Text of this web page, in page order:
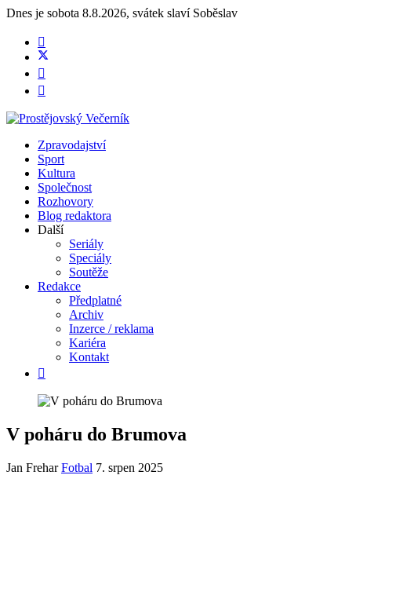
Dnes je sobota 8.8.2026, svátek slaví Soběslav
Zpravodajství
Sport
Kultura
Společnost
Rozhovory
Blog redaktora
Další
Seriály
Speciály
Soutěže
Redakce
Předplatné
Archiv
Inzerce / reklama
Kariéra
Kontakt
V poháru do Brumova
Jan Frehar Fotbal 7. srpen 2025